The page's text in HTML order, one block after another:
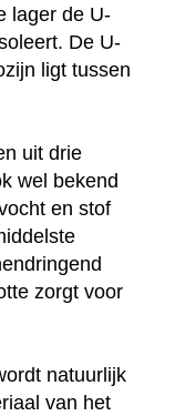
lager de U-
De U-
ligt tussen
uit drie
wel bekend
en stof
zorgt voor
natuurlijk
van het